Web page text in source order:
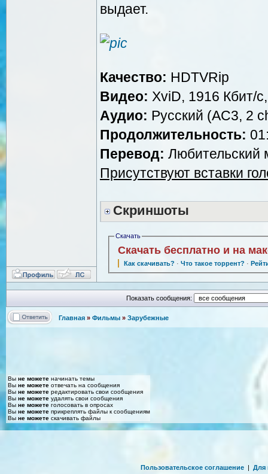
выдает.
Качество: HDTVRip
Видео: XviD, 1916 Кбит/
Аудио: Русский (AC3, 2
Продолжительность:
Перевод: Любительский
Присутствуют вставки
Скриншоты
Скачать
Скачать бесплатно и на
Как скачивать? · Что такое торрент? ·
Показать сообщения:
Главная » Фильмы » Зарубежные
Вы не можете начинать темы
Вы не можете отвечать на сообщения
Вы не можете редактировать свои сообщения
Вы не можете удалять свои сообщения
Вы не можете голосовать в опросах
Вы не можете прикреплять файлы к сообщениям
Вы не можете скачивать файлы
Пользовательское соглашение | Для